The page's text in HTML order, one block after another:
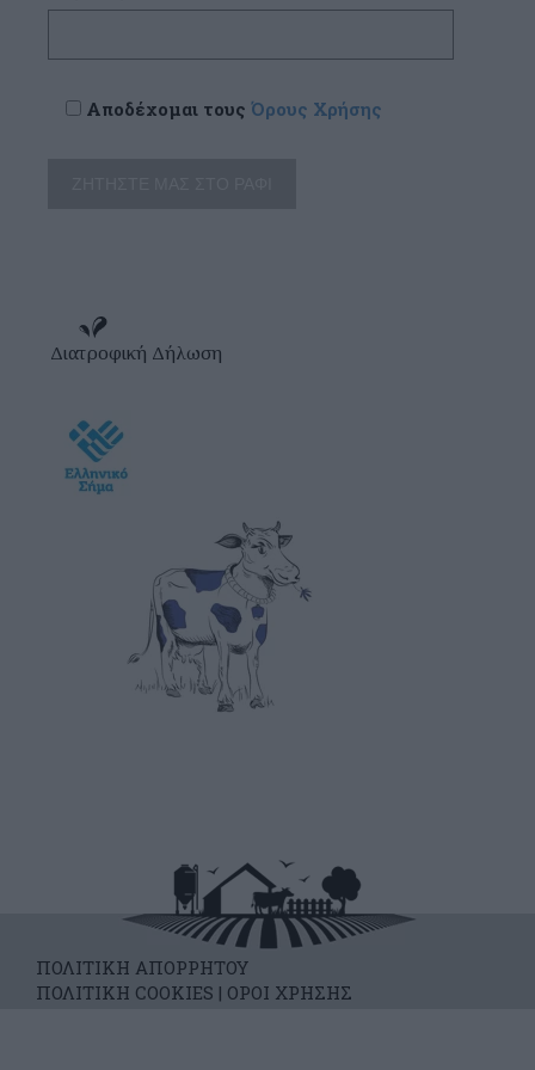
Αποδέχομαι τους Όρους Χρήσης
Διατροφική Δήλωση
ΠΟΛΙΤΙΚΗ ΑΠΟΡΡΗΤΟΥ
ΠΟΛΙΤΙΚΗ COOKIES | ΟΡΟΙ ΧΡΗΣΗΣ